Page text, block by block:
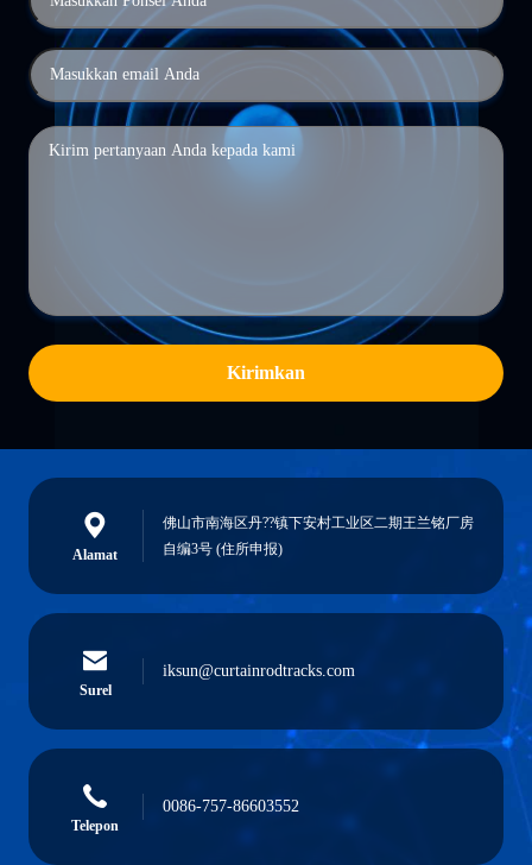
Kirimkan
Alamat
佛山市南海区丹??镇下安村工业区二期王兰铭厂房
自编3号 (住所申报)
Surel
iksun@curtainrodtracks.com
Telepon
0086-757-86603552